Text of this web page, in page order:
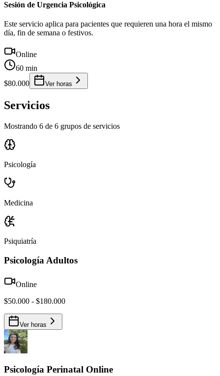
Sesión de Urgencia Psicológica
Este servicio aplica para pacientes que requieren una hora el mismo
día, fin de semana o festivos.
Online
60 min
$80.000
Ver horas
Servicios
Mostrando 6 de 6 grupos de servicios
Psicología
Medicina
Psiquiatría
Psicología Adultos
Online
$50.000 - $180.000
Ver horas
Psicología Perinatal Online